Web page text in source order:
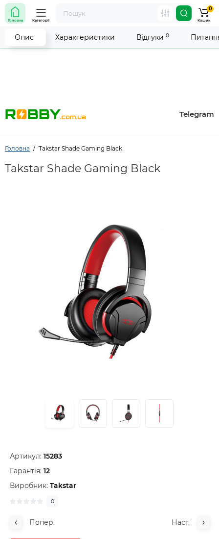
Увага! Роботу магазину тимчасово припинено. Ми
робимо все можливе, щоб відновити прийом
замовлень якнайшвидше.
Telegram
Головна Категорії
0
Кошик
Головна Takstar Shade Gaming Black
Takstar Shade Gaming Black
Артикул: 15283
Гарантія: 12
Виробник: Takstar
0
Попер. Наст.
Опис Характеристики Відгуки 0